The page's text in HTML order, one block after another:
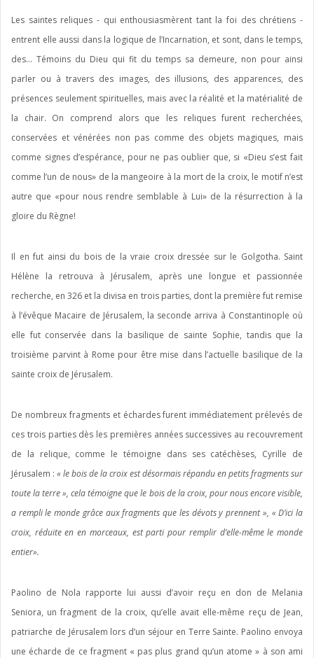
Les saintes reliques - qui enthousiasmèrent tant la foi des chrétiens -
entrent elle aussi dans la logique de l’Incarnation, et sont, dans le temps,
des… Témoins du Dieu qui fit du temps sa demeure, non pour ainsi
parler ou à travers des images, des illusions, des apparences, des
présences seulement spirituelles, mais avec la réalité et la matérialité de
la chair. On comprend alors que les reliques furent recherchées,
conservées et vénérées non pas comme des objets magiques, mais
comme signes d’espérance, pour ne pas oublier que, si «Dieu s’est fait
comme l’un de nous» de la mangeoire à la mort de la croix, le motif n’est
autre que «pour nous rendre semblable à Lui» de la résurrection à la
gloire du Règne!
Il en fut ainsi du bois de la vraie croix dressée sur le Golgotha. Saint
Hélène la retrouva à Jérusalem, après une longue et passionnée
recherche, en 326 et la divisa en trois parties, dont la première fut remise
à l’évêque Macaire de Jérusalem, la seconde arriva à Constantinople où
elle fut conservée dans la basilique de sainte Sophie, tandis que la
troisième parvint à Rome pour être mise dans l’actuelle basilique de la
sainte croix de Jérusalem.
De nombreux fragments et échardes furent immédiatement prélevés de
ces trois parties dès les premières années successives au recouvrement
de la relique, comme le témoigne dans ses catéchèses, Cyrille de
Jérusalem : « le bois de la croix est désormais répandu en petits fragments sur
toute la terre », cela témoigne que le bois de la croix, pour nous encore visible,
a rempli le monde grâce aux fragments que les dévots y prennent », « D’ici la
croix, réduite en en morceaux, est parti pour remplir d’elle-même le monde
entier».
Paolino de Nola rapporte lui aussi d’avoir reçu en don de Melania
Seniora, un fragment de la croix, qu’elle avait elle-même reçu de Jean,
patriarche de Jérusalem lors d’un séjour en Terre Sainte. Paolino envoya
une écharde de ce fragment « pas plus grand qu’un atome » à son ami